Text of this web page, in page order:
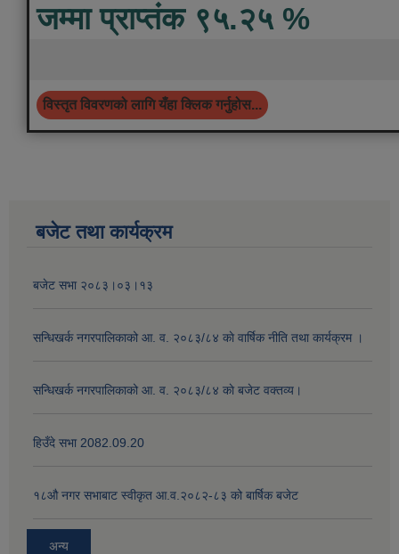
जम्मा प्राप्तंक ९५.२५ %
विस्तृत विवरणको लागि यँहा क्लिक गर्नुहोस...
बजेट तथा कार्यक्रम
बजेट सभा २०८३।०३।१३
सन्धिखर्क नगरपालिकाको आ. व. २०८३/८४ काे वार्षिक नीति तथा कार्यक्रम ।
सन्धिखर्क नगरपालिकाको आ. व. २०८३/८४ काे बजेट वक्तव्य।
हिउँदे सभा 2082.09.20
१८‍औ नगर सभाबाट स्वीकृत आ.व.२०८२-८३ को बार्षिक बजेट
अन्य